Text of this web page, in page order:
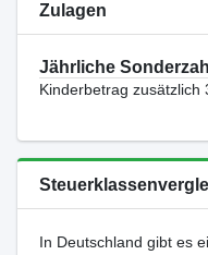
Zulagen
Jährliche
Kinderbetrag zusätzlich
In Deutschland gibt es